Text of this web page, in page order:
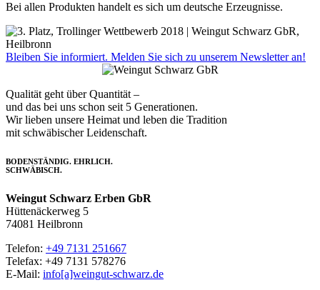
Bei allen Produkten handelt es sich um deutsche Erzeugnisse.
Bleiben Sie informiert. Melden Sie sich zu unserem Newsletter an!
Qualität geht über Quantität –
und das bei uns schon seit 5 Generationen.
Wir lieben unsere Heimat und leben die Tradition
mit schwäbischer Leidenschaft.
BODENSTÄNDIG. EHRLICH.
SCHWÄBISCH.
Weingut Schwarz Erben GbR
Hüttenäckerweg 5
74081 Heilbronn
Telefon: +49 7131 251667
Telefax: +49 7131 578276
E-Mail: info[a]weingut-schwarz.de